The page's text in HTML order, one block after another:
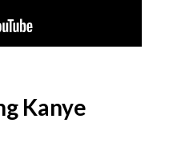
Kanye